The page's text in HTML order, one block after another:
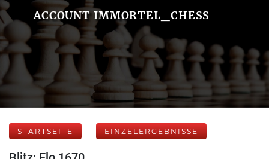
ACCOUNT IMMORTEL_CHESS
STARTSEITE EINZELERGEBNISSE